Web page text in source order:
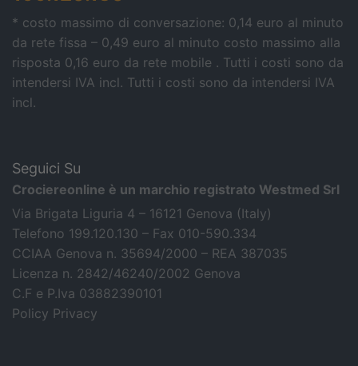
* costo massimo di conversazione: 0,14 euro al minuto
da rete fissa – 0,49 euro al minuto costo massimo alla
risposta 0,16 euro da rete mobile . Tutti i costi sono da
intendersi IVA incl. Tutti i costi sono da intendersi IVA
incl.
Seguici Su
Crociereonline è un marchio registrato Westmed Srl
Via Brigata Liguria 4 – 16121 Genova (Italy)
Telefono 199.120.130 – Fax 010-590.334
CCIAA Genova n. 35694/2000 – REA 387035
Licenza n. 2842/46240/2002 Genova
C.F e P.Iva 03882390101
Policy Privacy